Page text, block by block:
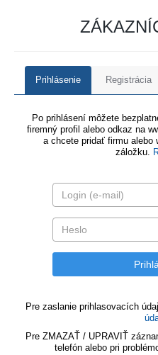
Prihlásenie Registrácia
Po prihlásení môžete
firemný profil alebo odkaz na
a chcete pridať firmu alebo
záložku.
Pre zaslanie prihlasovacích
Pre ZMAZAŤ / UPRAVIŤ
telefón alebo pri